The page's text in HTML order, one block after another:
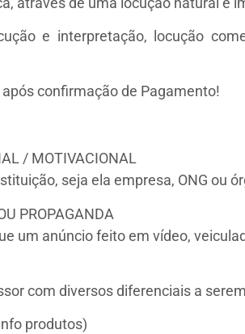
e interpretação, locução
confirmação de Pagamento!
/ MOTIVACIONAL
seja ela empresa, ONG ou
PROPAGANDA
um anúncio feito em vídeo,
com diversos diferenciais a
produtos)